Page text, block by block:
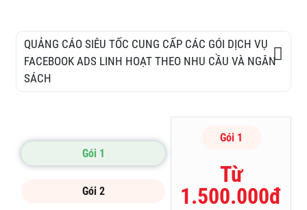
QUẢNG CÁO SIÊU TỐC CUNG CẤP CÁC GÓI DỊCH VỤ
FACEBOOK ADS LINH HOẠT THEO NHU CẦU VÀ NGÂN
SÁCH
Gói 1
Gói 2
Gói 1
Từ
1.500.000đ